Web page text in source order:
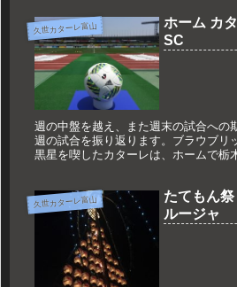
久世カターレ富山
ホーム カ
SC
週の中盤を越え、また週末の試合への
週の試合を振り返ります。ブラウブリ
黒星を喫したカターレは、ホームで栃
久世カターレ富山
たてもん
ルージャ